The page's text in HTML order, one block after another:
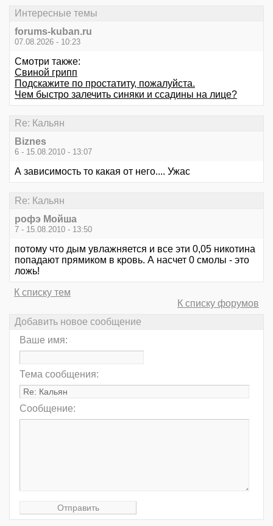
Интересные темы
forums-kuban.ru
07.08.2026 - 10:23
Смотри также:
Свиной грипп
Подскажите по простатиту, пожалуйста.
Чем быстро залечить синяки и ссадины на лице?
Re: Кальян
Biznes
6 - 15.08.2010 - 13:07
А зависимость то какая от него.... Ужас
Re: Кальян
рофэ Мойша
7 - 15.08.2010 - 13:50
потому что дым увлажняется и все эти 0,05 никотина
попадают прямиком в кровь. А насчет 0 смолы - это
ложь!
К списку тем
К списку форумов
Добавить новое сообщение
Ваше имя:
Тема сообщения:
Сообщение: